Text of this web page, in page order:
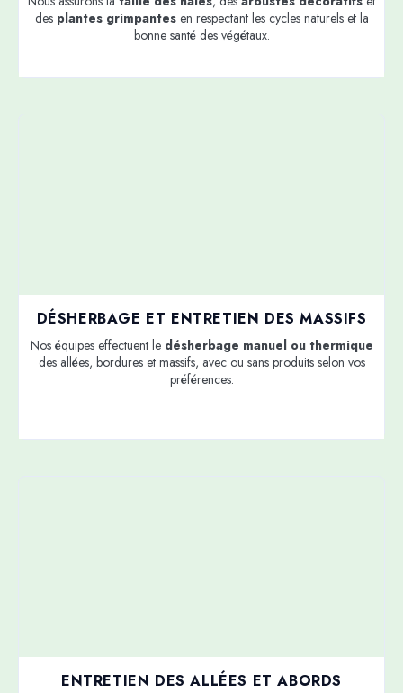
des plantes grimpantesen respectant les cycles naturels et la
bonne santé des végétaux.
DÉSHERBAGE ET ENTRETIEN DES MASSIFS
Nos équipes effectuent le désherbage manuel ou thermique
des allées, bordures et massifs, avec ou sans produits selon vos
préférences.
ENTRETIEN DES ALLÉES ET ABORDS